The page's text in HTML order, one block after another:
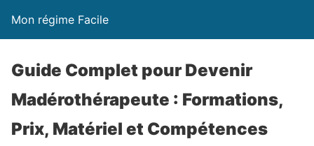
Mon régime Facile
Guide Complet pour Devenir
Madérothérapeute : Formations,
Prix, Matériel et Compétences